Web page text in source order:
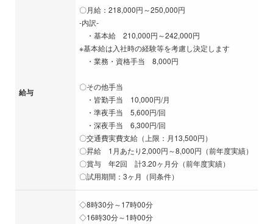
給与
〇月給：218,000円～250,000円
-内訳-
・基本給 210,000円～242,000円
※基本給は入社時の経験等を考慮し決定します
・業務・資格手当 8,000円
〇その他手当
・皆勤手当 10,000円/月
・準夜手当 5,600円/回
・深夜手当 6,300円/回
〇交通費実費支給（上限：月13,500円）
〇昇給 1月あたり2,000円～8,000円（前年度実績）
〇賞与 年2回 計3.20ヶ月分（前年度実績）
〇試用期間：3ヶ月（同条件）
◇8時30分～17時00分
◇16時30分～1時00分